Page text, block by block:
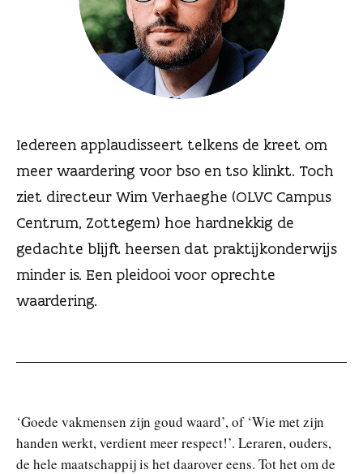
Iedereen applaudisseert telkens de kreet om
meer waardering voor bso en tso klinkt. Toch
ziet directeur Wim Verhaeghe (OLVC Campus
Centrum, Zottegem) hoe hardnekkig de
gedachte blijft heersen dat praktijkonderwijs
minder is. Een pleidooi voor oprechte
waardering.
‘Goede vakmensen zijn goud waard’, of ‘Wie met zijn
handen werkt, verdient meer respect!’. Leraren, ouders,
de hele maatschappij is het daarover eens. Tot het om de